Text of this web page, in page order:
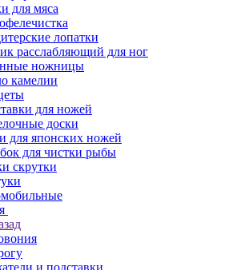
для мяса
лопатки
расслабляющий для ног
ножницы
камелии
для ножей
доски
для японских ножей
для чистки рыбы
скрутки
и подставки